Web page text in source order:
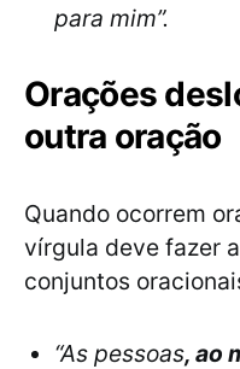
para mim”.
Orações
outra oração
Quando ocorrem
vírgula deve fazer
conjuntos
“As pessoas, ao